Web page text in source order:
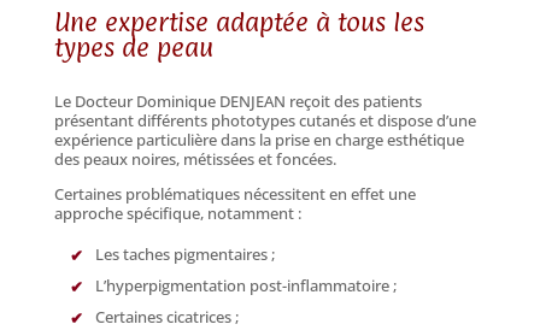
Une expertise adaptée à tous les
types de peau
Le Docteur Dominique DENJEAN reçoit des patients
présentant différents phototypes cutanés et dispose d’une
expérience particulière dans la prise en charge esthétique
des peaux noires, métissées et foncées.
Certaines problématiques nécessitent en effet une
approche spécifique, notamment :
Les taches pigmentaires ;
L’hyperpigmentation post-inflammatoire ;
Certaines cicatrices ;